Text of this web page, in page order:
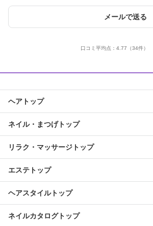
メールで送る
口コミ平均点： 4.77 （34件）
ヘアトップ
ネイル・まつげトップ
リラク・マッサージトップ
エステトップ
ヘアスタイルトップ
ネイルカタログトップ